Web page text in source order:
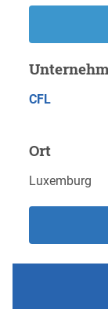
CFL
Ort
Luxemburg